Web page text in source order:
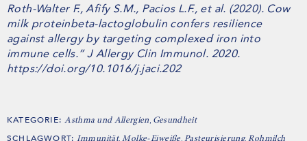
Roth-Walter F., Afify S.M., Pacios L.F., et al. (2020). Cow
milk proteinbeta-lactoglobulin confers resilience
against allergy by targeting complexed iron into
immune cells.” J Allergy Clin Immunol. 2020.
https://doi.org/10.1016/j.jaci.202
KATEGORIE:Asthma und Allergien Gesundheit
SCHLAGWORT: , , ,